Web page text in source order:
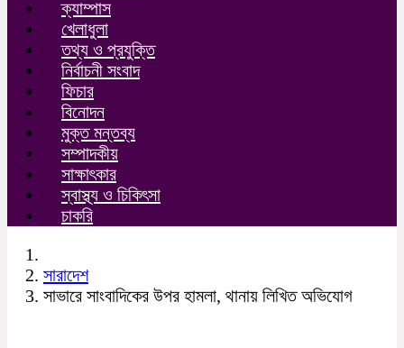
ক্যাম্পাস
খেলাধুলা
তথ্য ও প্রযুক্তি
নির্বাচনী সংবাদ
ফিচার
বিনোদন
মুক্ত মন্তব্য
সম্পাদকীয়
সাক্ষাৎকার
স্বাস্থ্য ও চিকিৎসা
চাকরি
সারাদেশ
সাভারে সাংবাদিকের উপর হামলা, থানায় লিখিত অভিযোগ